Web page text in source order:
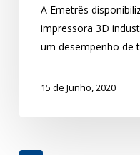
A Emetrês
impressora 3D
um desempenho de
15 de Junho, 2020